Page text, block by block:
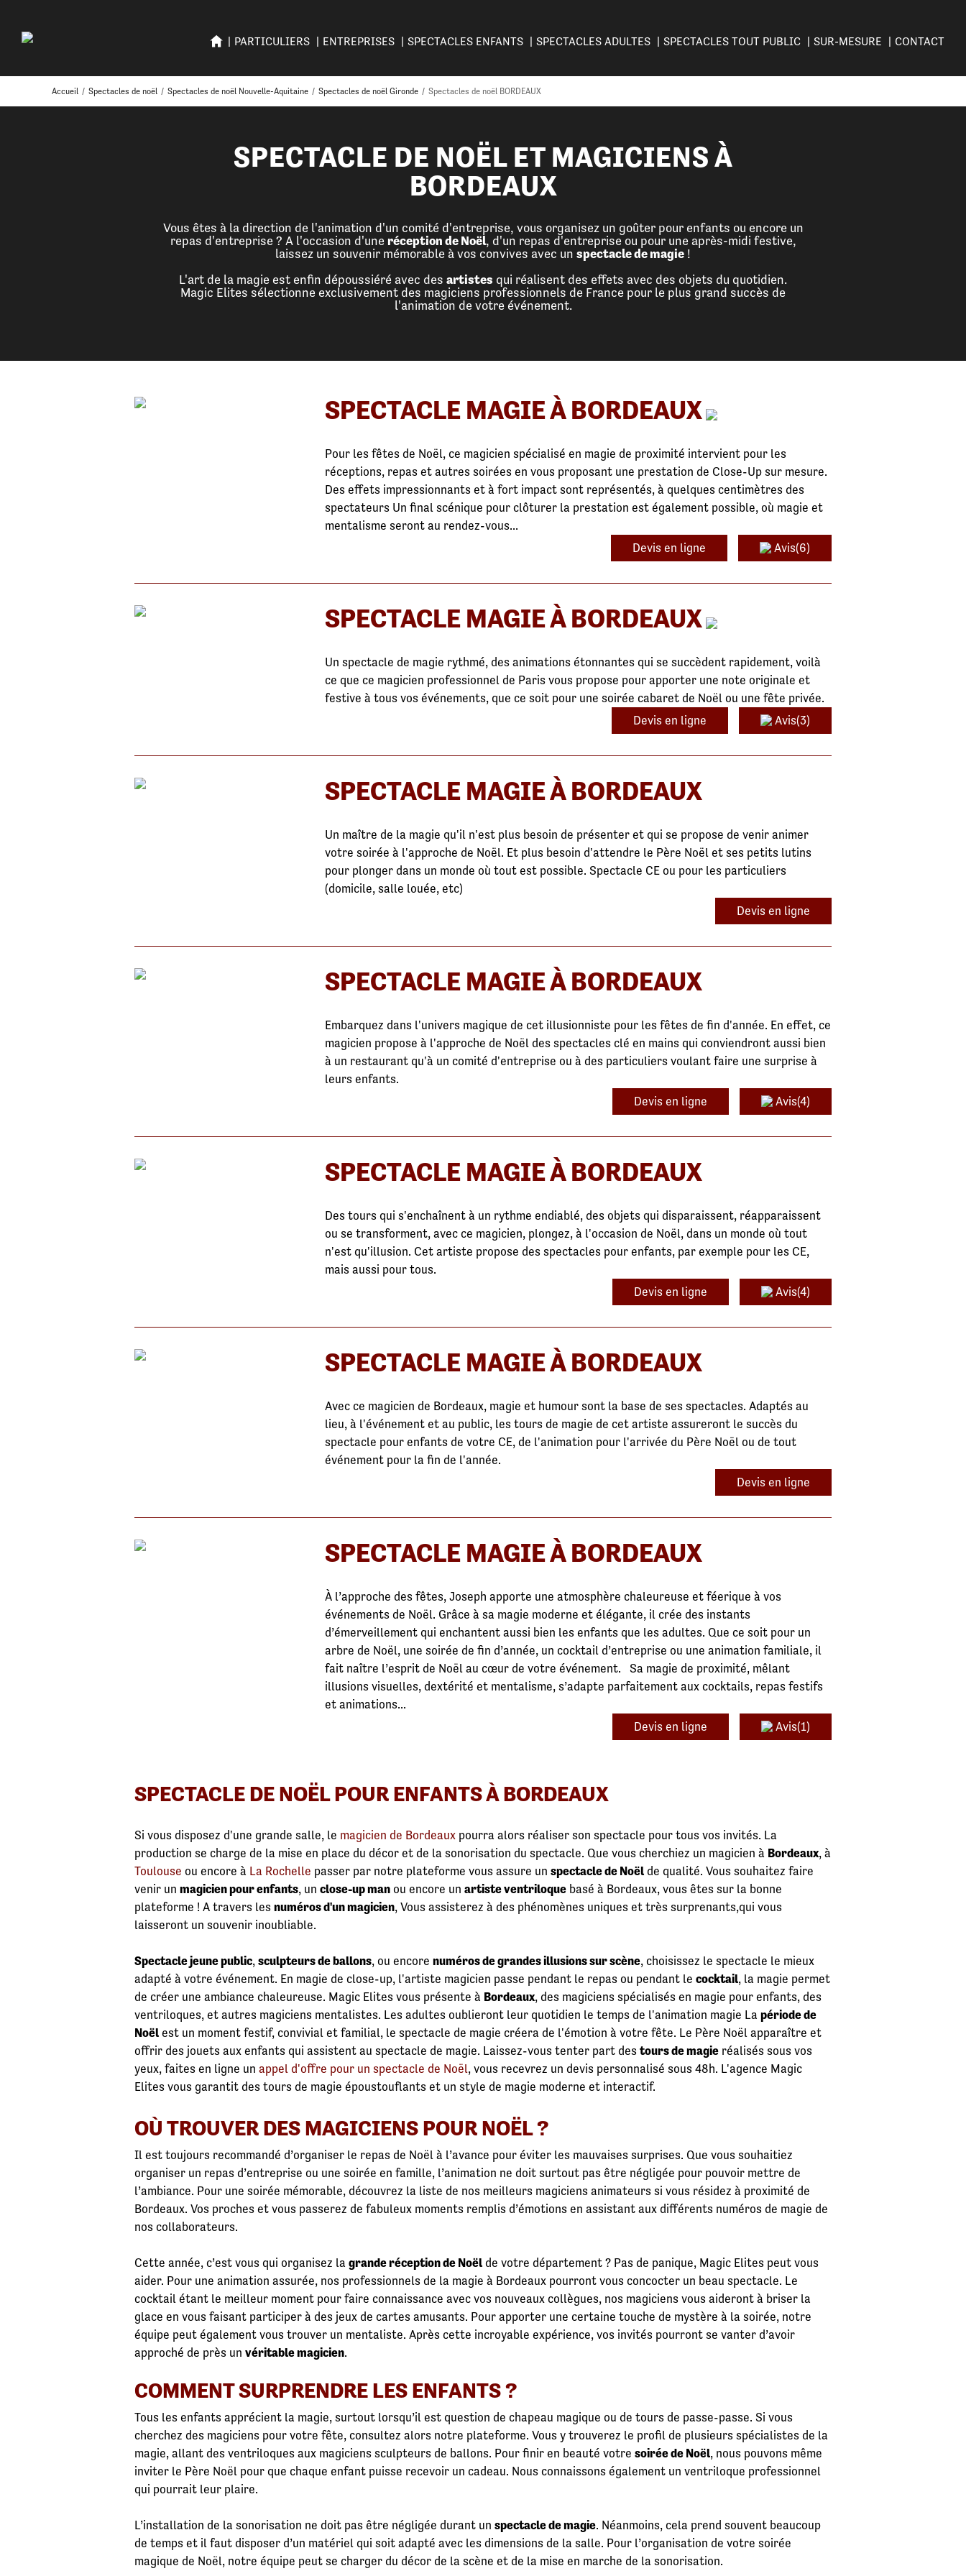
PARTICULIERS ENTREPRISES SPECTACLES ENFANTS SPECTACLES ADULTES SPECTACLES TOUT PUBLIC SUR-MESURE CONTACT
Accueil / Spectacles de noël / Spectacles de noël Nouvelle-Aquitaine / Spectacles de noël Gironde / Spectacles de noël BORDEAUX
SPECTACLE DE NOËL ET MAGICIENS À
BORDEAUX
Vous êtes à la direction de l'animation d'un comité d'entreprise, vous organisez un goûter pour enfants ou encore un
repas d'entreprise ? A l'occasion d'une réception de Noël, d'un repas d'entreprise ou pour une après-midi festive,
laissez un souvenir mémorable à vos convives avec un spectacle de magie !
L'art de la magie est enfin dépoussiéré avec des artistes qui réalisent des effets avec des objets du quotidien.
Magic Elites sélectionne exclusivement des magiciens professionnels de France pour le plus grand succès de
l'animation de votre événement.
SPECTACLE MAGIE À BORDEAUX
Pour les fêtes de Noël, ce magicien spécialisé en magie de proximité intervient pour les
réceptions, repas et autres soirées en vous proposant une prestation de Close-Up sur mesure.
Des effets impressionnants et à fort impact sont représentés, à quelques centimètres des
spectateurs Un final scénique pour clôturer la prestation est également possible, où magie et
mentalisme seront au rendez-vous...
Devis en ligne
Avis(6)
SPECTACLE MAGIE À BORDEAUX
Un spectacle de magie rythmé, des animations étonnantes qui se succèdent rapidement, voilà
ce que ce magicien professionnel de Paris vous propose pour apporter une note originale et
festive à tous vos événements, que ce soit pour une soirée cabaret de Noël ou une fête privée.
Devis en ligne
Avis(3)
SPECTACLE MAGIE À BORDEAUX
Un maître de la magie qu'il n'est plus besoin de présenter et qui se propose de venir animer
votre soirée à l'approche de Noël. Et plus besoin d'attendre le Père Noël et ses petits lutins
pour plonger dans un monde où tout est possible. Spectacle CE ou pour les particuliers
(domicile, salle louée, etc)
Devis en ligne
SPECTACLE MAGIE À BORDEAUX
Embarquez dans l'univers magique de cet illusionniste pour les fêtes de fin d'année. En effet, ce
magicien propose à l'approche de Noël des spectacles clé en mains qui conviendront aussi bien
à un restaurant qu'à un comité d'entreprise ou à des particuliers voulant faire une surprise à
leurs enfants.
Devis en ligne
Avis(4)
SPECTACLE MAGIE À BORDEAUX
Des tours qui s'enchaînent à un rythme endiablé, des objets qui disparaissent, réapparaissent
ou se transforment, avec ce magicien, plongez, à l'occasion de Noël, dans un monde où tout
n'est qu'illusion. Cet artiste propose des spectacles pour enfants, par exemple pour les CE,
mais aussi pour tous.
Devis en ligne
Avis(4)
SPECTACLE MAGIE À BORDEAUX
Avec ce magicien de Bordeaux, magie et humour sont la base de ses spectacles. Adaptés au
lieu, à l'événement et au public, les tours de magie de cet artiste assureront le succès du
spectacle pour enfants de votre CE, de l'animation pour l'arrivée du Père Noël ou de tout
événement pour la fin de l'année.
Devis en ligne
SPECTACLE MAGIE À BORDEAUX
À l’approche des fêtes, Joseph apporte une atmosphère chaleureuse et féerique à vos
événements de Noël. Grâce à sa magie moderne et élégante, il crée des instants
d’émerveillement qui enchantent aussi bien les enfants que les adultes. Que ce soit pour un
arbre de Noël, une soirée de fin d’année, un cocktail d’entreprise ou une animation familiale, il
fait naître l’esprit de Noël au cœur de votre événement. Sa magie de proximité, mêlant
illusions visuelles, dextérité et mentalisme, s’adapte parfaitement aux cocktails, repas festifs
et animations...
Devis en ligne
Avis(1)
SPECTACLE DE NOËL POUR ENFANTS À BORDEAUX
Si vous disposez d'une grande salle, le magicien de Bordeaux pourra alors réaliser son spectacle pour tous vos invités. La
production se charge de la mise en place du décor et de la sonorisation du spectacle. Que vous cherchiez un magicien à Bordeaux, à
Toulouse ou encore à La Rochelle passer par notre plateforme vous assure un spectacle de Noël de qualité. Vous souhaitez faire
venir un magicien pour enfants, un close-up man ou encore un artiste ventriloque basé à Bordeaux, vous êtes sur la bonne
plateforme ! A travers les numéros d'un magicien, Vous assisterez à des phénomènes uniques et très surprenants,qui vous
laisseront un souvenir inoubliable.
Spectacle jeune public, sculpteurs de ballons, ou encore numéros de grandes illusions sur scène, choisissez le spectacle le mieux
adapté à votre événement. En magie de close-up, l'artiste magicien passe pendant le repas ou pendant le cocktail, la magie permet
de créer une ambiance chaleureuse. Magic Elites vous présente à Bordeaux, des magiciens spécialisés en magie pour enfants, des
ventriloques, et autres magiciens mentalistes. Les adultes oublieront leur quotidien le temps de l'animation magie La période de
Noël est un moment festif, convivial et familial, le spectacle de magie créera de l'émotion à votre fête. Le Père Noël apparaître et
offrir des jouets aux enfants qui assistent au spectacle de magie. Laissez-vous tenter part des tours de magie réalisés sous vos
yeux, faites en ligne un appel d'offre pour un spectacle de Noël, vous recevrez un devis personnalisé sous 48h. L'agence Magic
Elites vous garantit des tours de magie époustouflants et un style de magie moderne et interactif.
OÙ TROUVER DES MAGICIENS POUR NOËL ?
Il est toujours recommandé d’organiser le repas de Noël à l’avance pour éviter les mauvaises surprises. Que vous souhaitiez
organiser un repas d’entreprise ou une soirée en famille, l’animation ne doit surtout pas être négligée pour pouvoir mettre de
l’ambiance. Pour une soirée mémorable, découvrez la liste de nos meilleurs magiciens animateurs si vous résidez à proximité de
Bordeaux. Vos proches et vous passerez de fabuleux moments remplis d’émotions en assistant aux différents numéros de magie de
nos collaborateurs.
Cette année, c’est vous qui organisez la grande réception de Noël de votre département ? Pas de panique, Magic Elites peut vous
aider. Pour une animation assurée, nos professionnels de la magie à Bordeaux pourront vous concocter un beau spectacle. Le
cocktail étant le meilleur moment pour faire connaissance avec vos nouveaux collègues, nos magiciens vous aideront à briser la
glace en vous faisant participer à des jeux de cartes amusants. Pour apporter une certaine touche de mystère à la soirée, notre
équipe peut également vous trouver un mentaliste. Après cette incroyable expérience, vos invités pourront se vanter d’avoir
approché de près un véritable magicien.
COMMENT SURPRENDRE LES ENFANTS ?
Tous les enfants apprécient la magie, surtout lorsqu’il est question de chapeau magique ou de tours de passe-passe. Si vous
cherchez des magiciens pour votre fête, consultez alors notre plateforme. Vous y trouverez le profil de plusieurs spécialistes de la
magie, allant des ventriloques aux magiciens sculpteurs de ballons. Pour finir en beauté votre soirée de Noël, nous pouvons même
inviter le Père Noël pour que chaque enfant puisse recevoir un cadeau. Nous connaissons également un ventriloque professionnel
qui pourrait leur plaire.
L’installation de la sonorisation ne doit pas être négligée durant un spectacle de magie. Néanmoins, cela prend souvent beaucoup
de temps et il faut disposer d’un matériel qui soit adapté avec les dimensions de la salle. Pour l’organisation de votre soirée
magique de Noël, notre équipe peut se charger du décor de la scène et de la mise en marche de la sonorisation.